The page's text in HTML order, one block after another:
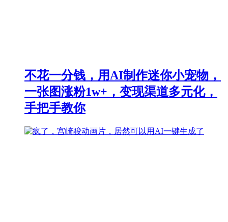
不花一分钱，用AI制作迷你小宠物，
一张图涨粉1w+，变现渠道多元化，
手把手教你